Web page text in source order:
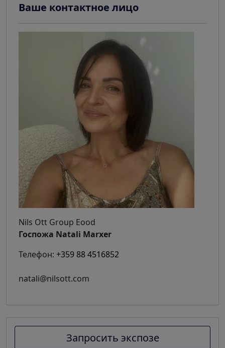
Ваше контактное лицо
Nils Ott Group Eood
Госпожа Natali Marxer
Телефон: +359 88 4516852
natali@nilsott.com
Запросить экспозе